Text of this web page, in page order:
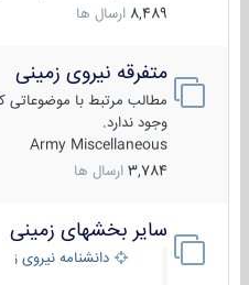
8,489 ارسال ها
متفرقه نیروی زمینی
مطالب مرتبط با موضوعاتی
وجود ندارد.
Army Miscellaneous
3,784 ارسال ها
سایر بخشهای زمینی
دانشنامه نیروی زمینی